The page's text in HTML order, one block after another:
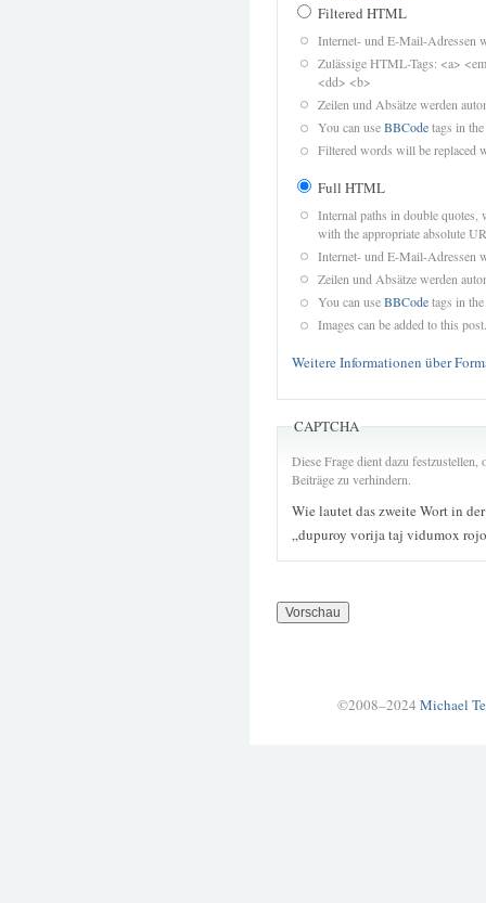
Filtered HTML
Internet- und E-Mail-Adressen
Zulässige HTML-Tags: <a>
<dd> <b>
Zeilen und Absätze werden
You can useBBCodetags in
Filtered words will be replaced
Full HTML
Internal paths in double quotes,
with the appropriate absolute
Internet- und E-Mail-Adressen
Zeilen und Absätze werden
You can useBBCodetags in
Images can be added to this post.
Weitere Informationen über
CAPTCHA
Diese Frage dient dazu
Beiträge zu verhindern.
Wie lautet das zweite Wort in
„dupuroy vorija taj vidumox
©2008–2024 Michael